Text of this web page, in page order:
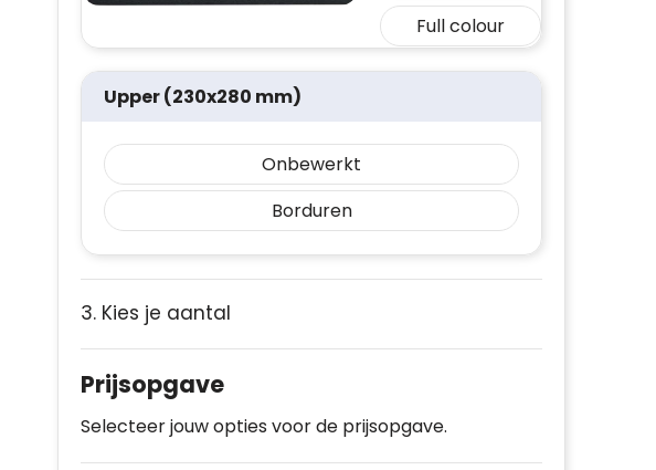
Full colour
Upper (230x280 mm)
Onbewerkt
Borduren
3. Kies je aantal
Prijsopgave
Selecteer jouw opties voor de prijsopgave.